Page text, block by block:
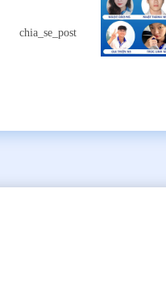
chia_se_post